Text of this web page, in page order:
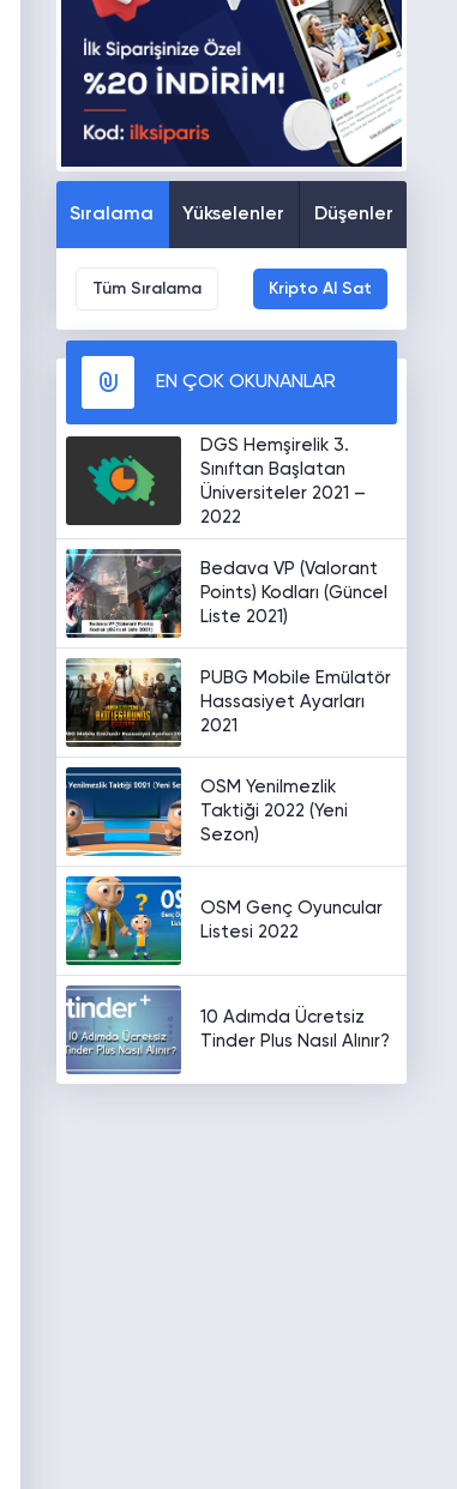
Sıralama Yükselenler Düşenler
Tüm Sıralama Kripto Al Sat
EN ÇOK OKUNANLAR
DGS Hemşirelik 3.
Sınıftan Başlatan
Üniversiteler 2021 –
2022
Bedava VP (Valorant
Points) Kodları (Güncel
Liste 2021)
PUBG Mobile Emülatör
Hassasiyet Ayarları
2021
OSM Yenilmezlik
Taktiği 2022 (Yeni
Sezon)
OSM Genç Oyuncular
Listesi 2022
10 Adımda Ücretsiz
Tinder Plus Nasıl Alınır?